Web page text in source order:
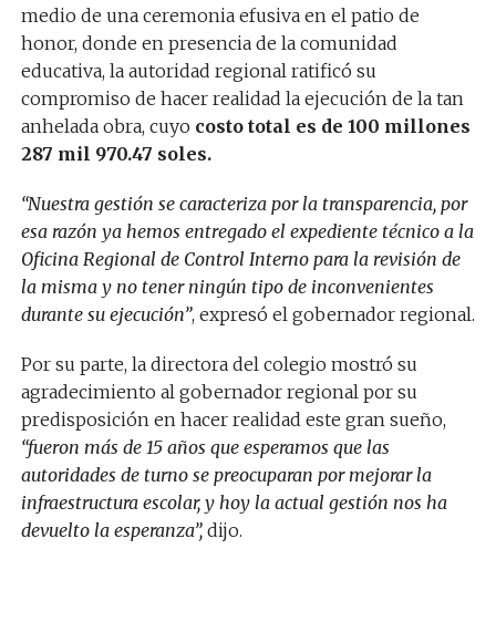
medio de una ceremonia efusiva en el patio de
honor, donde en presencia de la comunidad
educativa, la autoridad regional ratificó su
compromiso de hacer realidad la ejecución de la tan
anhelada obra, cuyo costo total es de 100 millones
287 mil 970.47 soles.
“Nuestra gestión se caracteriza por la transparencia, por
esa razón ya hemos entregado el expediente técnico a la
Oficina Regional de Control Interno para la revisión de
la misma y no tener ningún tipo de inconvenientes
durante su ejecución”, expresó el gobernador regional.
Por su parte, la directora del colegio mostró su
agradecimiento al gobernador regional por su
predisposición en hacer realidad este gran sueño,
“fueron más de 15 años que esperamos que las
autoridades de turno se preocuparan por mejorar la
infraestructura escolar, y hoy la actual gestión nos ha
devuelto la esperanza”,dijo.